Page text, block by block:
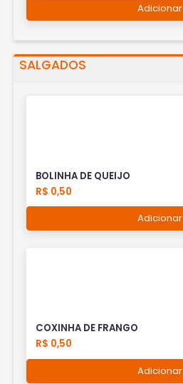
Adicionar
SALGADOS
BOLINHA DE QUEIJO
R$ 0,50
Adicionar
COXINHA DE FRANGO
R$ 0,50
Adicionar